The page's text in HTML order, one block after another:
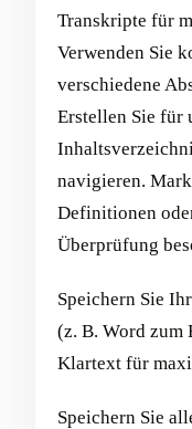
Transkripte für
Verwenden Sie
verschiedene
Erstellen Sie für
navigieren.
Definitionen
Überprüfung
Speichern Sie
(z. B. Word zum
Klartext für
Speichern Sie